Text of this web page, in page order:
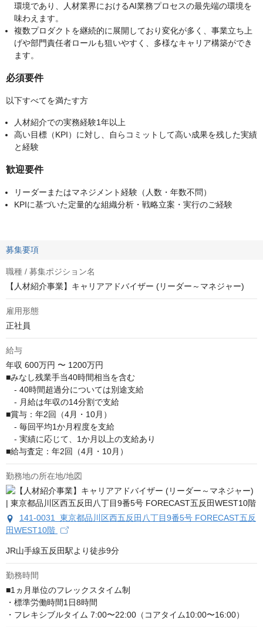
環境であり、人材業界におけるAI業務プロセスの最先端の環境を
味わえます。
複数プロダクトを継続的に展開しており変化が多く、事業立ち上
げや部門責任者ロールも狙いやすく、多様なキャリア構築ができ
ます。
必須要件
以下すべてを満たす方
人材紹介での実務経験1年以上
高い目標（KPI）に対し、自らコミットして高い成果を残した実績
と経験
歓迎要件
リーダーまたはマネジメント経験（人数・年数不問）
KPIに基づいた定量的な組織分析・戦略立案・実行のご経験
募集要項
職種 / 募集ポジション名
【人材紹介事業】キャリアアドバイザー (リーダー～マネジャー)
雇用形態
正社員
給与
年収 600万円 〜 1200万円
■みなし残業手当40時間相当を含む
- 40時間超過分については別途支給
- 月給は年収の14分割で支給
■賞与：年2回（4月・10月）
- 毎回平均1か月程度を支給
- 実績に応じて、1か月以上の支給あり
■給与査定：年2回（4月・10月）
勤務地の所在地/地図
141-0031 東京都品川区西五反田八丁目9番5号 FORECAST五反
田WEST10階
JR山手線五反田駅より徒歩9分
勤務時間
■1ヵ月単位のフレックスタイム制
・標準労働時間1⽇8時間
・フレキシブルタイム 7:00〜22:00（コアタイム10:00〜16:00）